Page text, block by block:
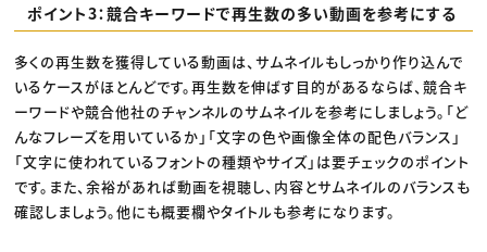
ポイント3：競合キーワードで再生数の多い動画を参考にする
多くの再生数を獲得している動画は、サムネイルもしっかり作り込んで
いるケースがほとんどです。再生数を伸ばす目的があるならば、競合キ
ーワードや競合他社のチャンネルのサムネイルを参考にしましょう。「ど
んなフレーズを用いているか」「文字の色や画像全体の配色バランス」
「文字に使われているフォントの種類やサイズ」は要チェックのポイント
です。また、余裕があれば動画を視聴し、内容とサムネイルのバランスも
確認しましょう。他にも概要欄やタイトルも参考になります。